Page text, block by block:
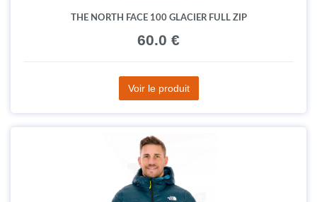
THE NORTH FACE 100 GLACIER FULL ZIP
60.0 €
Voir le produit